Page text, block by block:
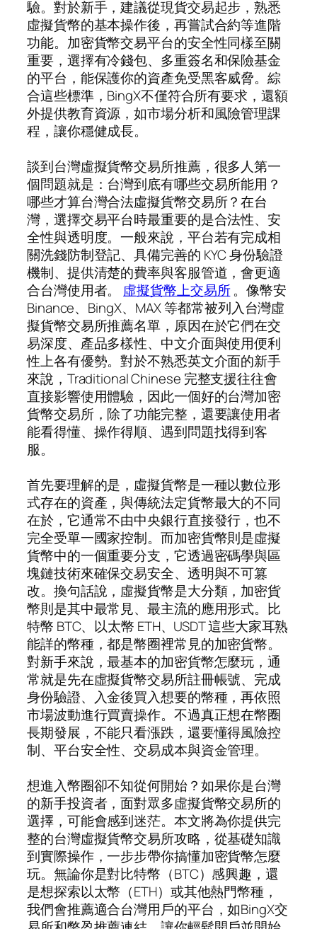
驗。對於新手，建議從現貨交易起步，熟悉
虛擬貨幣的基本操作後，再嘗試合約等進階
功能。加密貨幣交易平台的安全性同樣至關
重要，選擇有冷錢包、多重簽名和保險基金
的平台，能保護你的資產免受黑客威脅。綜
合這些標準，BingX不僅符合所有要求，還額
外提供教育資源，如市場分析和風險管理課
程，讓你穩健成長。
談到台灣虛擬貨幣交易所推薦，很多人第一
個問題就是：台灣到底有哪些交易所能用？
哪些才算台灣合法虛擬貨幣交易所？在台
灣，選擇交易平台時最重要的是合法性、安
全性與透明度。一般來說，平台若有完成相
關洗錢防制登記、具備完善的 KYC 身份驗證
機制、提供清楚的費率與客服管道，會更適
合台灣使用者。 虛擬貨幣上交易所。像幣安
Binance、BingX、MAX 等都常被列入台灣虛
擬貨幣交易所推薦名單，原因在於它們在交
易深度、產品多樣性、中文介面與使用便利
性上各有優勢。對於不熟悉英文介面的新手
來說，Traditional Chinese 完整支援往往會
直接影響使用體驗，因此一個好的台灣加密
貨幣交易所，除了功能完整，還要讓使用者
能看得懂、操作得順、遇到問題找得到客
服。
首先要理解的是，虛擬貨幣是一種以數位形
式存在的資產，與傳統法定貨幣最大的不同
在於，它通常不由中央銀行直接發行，也不
完全受單一國家控制。而加密貨幣則是虛擬
貨幣中的一個重要分支，它透過密碼學與區
塊鏈技術來確保交易安全、透明與不可篡
改。換句話說，虛擬貨幣是大分類，加密貨
幣則是其中最常見、最主流的應用形式。比
特幣 BTC、以太幣 ETH、USDT 這些大家耳熟
能詳的幣種，都是幣圈裡常見的加密貨幣。
對新手來說，最基本的加密貨幣怎麼玩，通
常就是先在虛擬貨幣交易所註冊帳號、完成
身份驗證、入金後買入想要的幣種，再依照
市場波動進行買賣操作。不過真正想在幣圈
長期發展，不能只看漲跌，還要懂得風險控
制、平台安全性、交易成本與資金管理。
想進入幣圈卻不知從何開始？如果你是台灣
的新手投資者，面對眾多虛擬貨幣交易所的
選擇，可能會感到迷茫。本文將為你提供完
整的台灣虛擬貨幣交易所攻略，從基礎知識
到實際操作，一步步帶你搞懂加密貨幣怎麼
玩。無論你是對比特幣（BTC）感興趣，還
是想探索以太幣（ETH）或其他熱門幣種，
我們會推薦適合台灣用戶的平台，如BingX交